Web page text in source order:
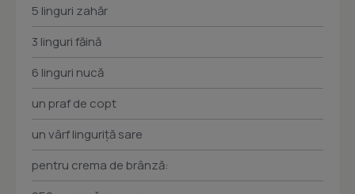
5 linguri zahăr
3 linguri făină
6 linguri nucă
un praf de copt
un vârf linguriţă sare
pentru crema de brânză: